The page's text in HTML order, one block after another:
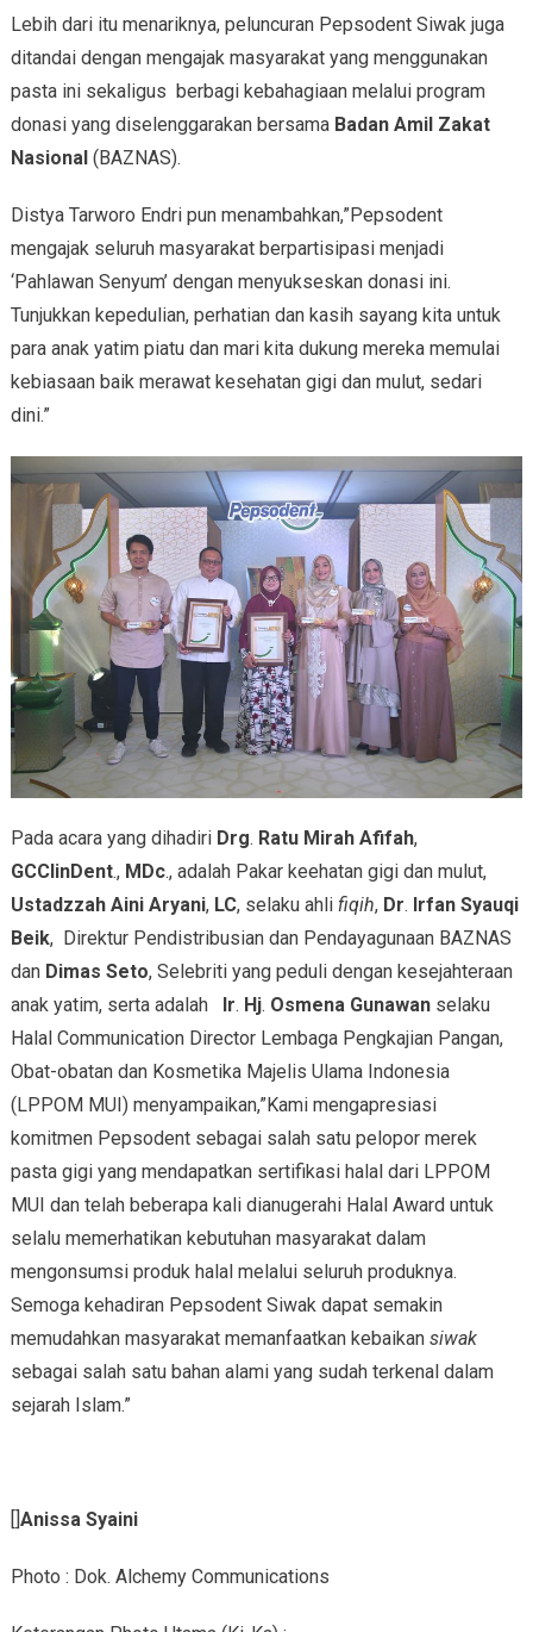
Lebih dari itu menariknya, peluncuran Pepsodent Siwak juga
ditandai dengan mengajak masyarakat yang menggunakan
pasta ini sekaligus berbagi kebahagiaan melalui program
donasi yang diselenggarakan bersama Badan Amil Zakat
Nasional (BAZNAS).
Distya Tarworo Endri pun menambahkan,”Pepsodent
mengajak seluruh masyarakat berpartisipasi menjadi
‘Pahlawan Senyum’ dengan menyukseskan donasi ini.
Tunjukkan kepedulian, perhatian dan kasih sayang kita untuk
para anak yatim piatu dan mari kita dukung mereka memulai
kebiasaan baik merawat kesehatan gigi dan mulut, sedari
dini.”
Pada acara yang dihadiri Drg. Ratu Mirah Afifah,
GCClinDent., MDc., adalah Pakar keehatan gigi dan mulut,
Ustadzzah Aini Aryani, LC, selaku ahli fiqih, Dr. Irfan Syauqi
Beik, Direktur Pendistribusian dan Pendayagunaan BAZNAS
dan Dimas Seto, Selebriti yang peduli dengan kesejahteraan
anak yatim, serta adalah
Ir. Hj. Osmena Gunawanselaku
Halal Communication Director Lembaga Pengkajian Pangan,
Obat-obatan dan Kosmetika Majelis Ulama Indonesia
(LPPOM MUI) menyampaikan,”Kami mengapresiasi
komitmen Pepsodent sebagai salah satu pelopor merek
pasta gigi yang mendapatkan sertifikasi halal dari LPPOM
MUI dan telah beberapa kali dianugerahi Halal Award untuk
selalu memerhatikan kebutuhan masyarakat dalam
mengonsumsi produk halal melalui seluruh produknya.
Semoga kehadiran Pepsodent Siwak dapat semakin
memudahkan masyarakat memanfaatkan kebaikan siwak
sebagai salah satu bahan alami yang sudah terkenal dalam
sejarah Islam.”
[]Anissa Syaini
Photo : Dok. Alchemy Communications